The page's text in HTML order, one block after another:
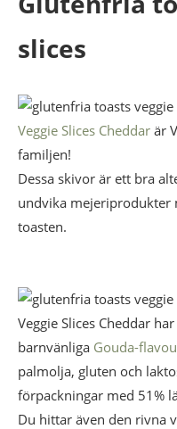
slices
Veggie Slices Cheddar är
familjen!
Dessa skivor är ett bra
undvika mejeriprodukter
toasten.
Veggie Slices Cheddar
barnvänliga Gouda-
palmolja, gluten och
förpackningar med 51%
Du hittar även den rivna